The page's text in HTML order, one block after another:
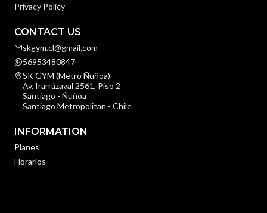
Privacy Policy
CONTACT US
skgym.cl@gmail.com
56953480847
SK GYM (Metro Ñuñoa)
Av. Irarrázaval 2561, Piso 2
Santiago - Ñuñoa
Santiago Metropolitan - Chile
INFORMATION
Planes
Horarios